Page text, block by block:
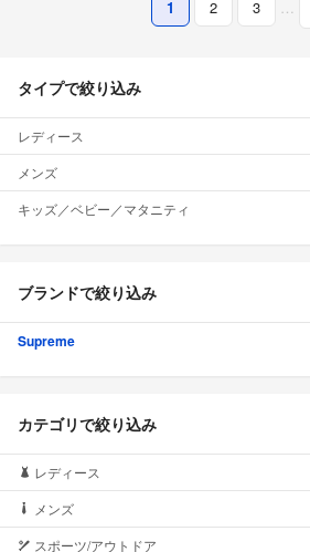
1 2 3 …
タイプで絞り込み
レディース
メンズ
キッズ／ベビー／マタニティ
ブランドで絞り込み
Supreme
カテゴリで絞り込み
レディース
メンズ
スポーツ/アウトドア